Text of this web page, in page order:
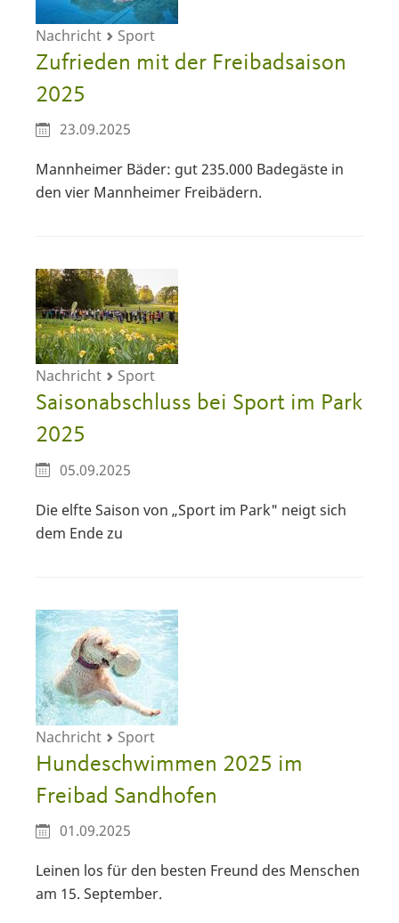
Nachricht Sport
Zufrieden mit der Freibadsaison
2025
23.09.2025
Mannheimer Bäder: gut 235.000 Badegäste in
den vier Mannheimer Freibädern.
Nachricht Sport
Saisonabschluss bei Sport im Park
2025
05.09.2025
Die elfte Saison von „Sport im Park" neigt sich
dem Ende zu
Nachricht Sport
Hundeschwimmen 2025 im
Freibad Sandhofen
01.09.2025
Leinen los für den besten Freund des Menschen
am 15. September.